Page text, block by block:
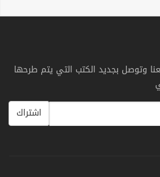
وتوصل بجديد الكتب التي يتم طرحها
اشتراك